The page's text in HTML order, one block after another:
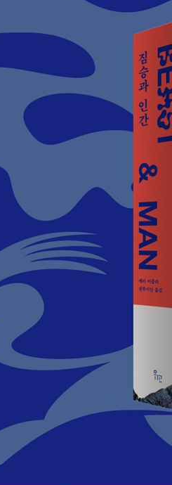
라는 것이 있을까? | 생존만으로는
적 사고
자리 | 신경학이 도덕철학을 대체할
지식 활용에 관하여 | 본성은 하나의
한 인간의 뛰어난 특징
유혹 | 데카르트?이성과 언어 |
| 표현 동작의 기능 이해하기
동시에 동물적임에 관하여
| 충돌과 통합 | 자기 통제?인간의
요한 이유
이다 | 언어로 본 문화 | 습성과 상
| 가족과 자유 | 지성이 본능을 대